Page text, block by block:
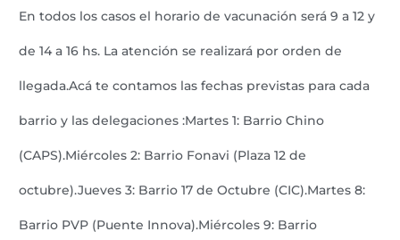
En todos los casos el horario de vacunación será 9 a 12 y
de 14 a 16 hs. La atención se realizará por orden de
llegada.Acá te contamos las fechas previstas para cada
barrio y las delegaciones :Martes 1: Barrio Chino
(CAPS).Miércoles 2: Barrio Fonavi (Plaza 12 de
octubre).Jueves 3: Barrio 17 de Octubre (CIC).Martes 8:
Barrio PVP (Puente Innova).Miércoles 9: Barrio